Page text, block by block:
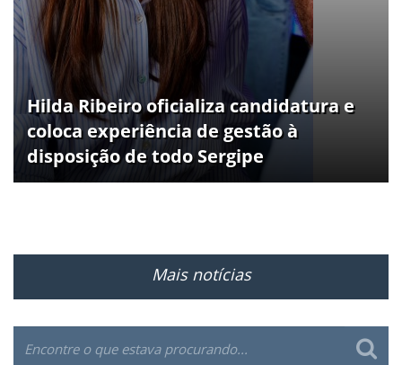
Hilda Ribeiro oficializa candidatura e
coloca experiência de gestão à
disposição de todo Sergipe
Mais notícias